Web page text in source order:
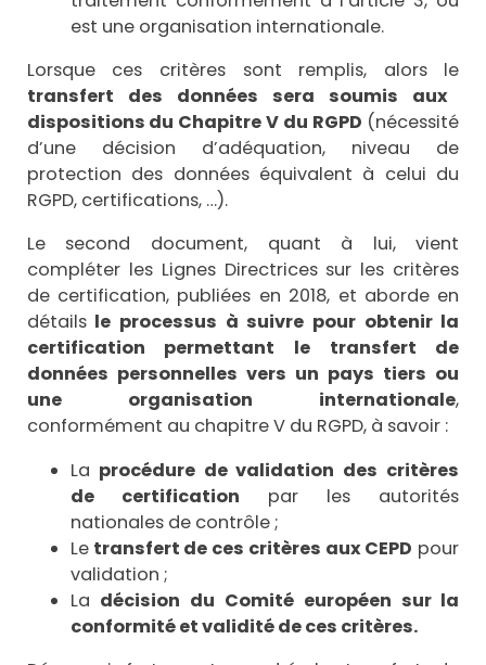
est une organisation internationale.
Lorsque ces critères sont remplis, alors le
transfert des données sera soumis aux
dispositions du Chapitre V du RGPD (nécessité
d’une décision d’adéquation, niveau de
protection des données équivalent à celui du
RGPD, certifications, …).
Le second document, quant à lui, vient
compléter les Lignes Directrices sur les critères
de certification, publiées en 2018, et aborde en
détailsle processus à suivre pour obtenir la
certification permettant le transfert de
données personnelles vers un pays tiers ou
une organisation internationale,
conformément au chapitre V du RGPD, à savoir :
La procédure de validation des critères
de certification par les autorités
nationales de contrôle ;
Letransfert de ces critères aux CEPD pour
validation ;
La décision du Comité européen sur la
conformité et validité de ces critères.